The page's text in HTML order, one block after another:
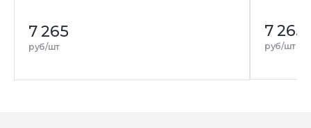
7 265
руб/шт
7 265
руб/шт